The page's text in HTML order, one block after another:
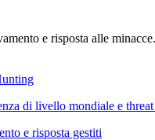
e risposta alle minacce.
di livello mondiale e
e risposta gestiti